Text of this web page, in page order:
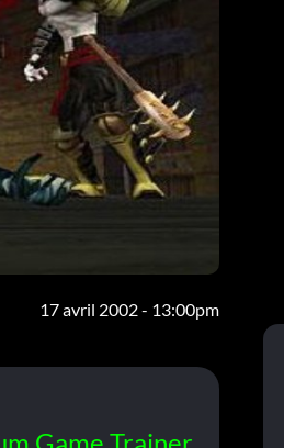
17 avril 2002 - 13:00pm